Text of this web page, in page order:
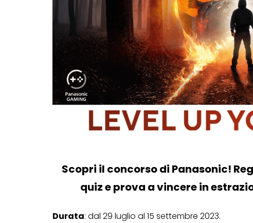
Scopri il concorso di Panasonic!
quiz e prova a vincere in
Durata: dal 29 luglio al 15 settembre 2023.